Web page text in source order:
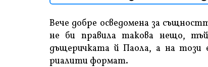
Вече добре осведомена за
не би правила такова нещо,
дъщеричката й Паола, а на този
риалити формат.